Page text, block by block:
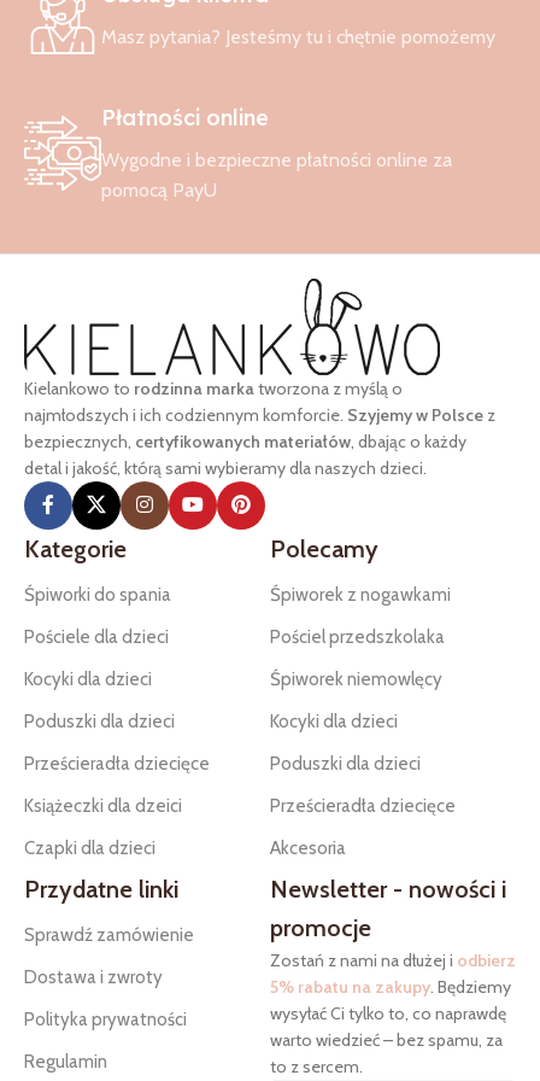
Masz pytania? Jesteśmy tu i chętnie pomożemy
Płatności online
Wygodne i bezpieczne płatności online za
pomocą PayU
Kielankowo to rodzinna markatworzona z myślą o
najmłodszych i ich codziennym komforcie. Szyjemy w Polsce z
bezpiecznych, certyfikowanych materiałów, dbając o każdy
detal i jakość, którą sami wybieramy dla naszych dzieci.
Kategorie
Śpiworki do spania
Pościele dla dzieci
Kocyki dla dzieci
Poduszki dla dzieci
Prześcieradła dziecięce
Książeczki dla dzeici
Czapki dla dzieci
Polecamy
Śpiworek z nogawkami
Pościel przedszkolaka
Śpiworek niemowlęcy
Kocyki dla dzieci
Poduszki dla dzieci
Prześcieradła dziecięce
Akcesoria
Przydatne linki
Sprawdź zamówienie
Dostawa i zwroty
Polityka prywatności
Regulamin
Newsletter - nowości i
promocje
Zostań z nami na dłużej i odbierz
5% rabatu na zakupy. Będziemy
wysyłać Ci tylko to, co naprawdę
warto wiedzieć – bez spamu, za
to z sercem.